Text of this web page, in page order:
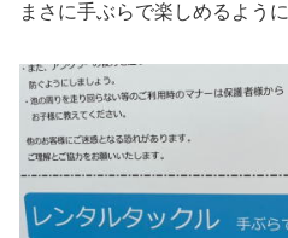
まさに手ぶらで楽しめるよう